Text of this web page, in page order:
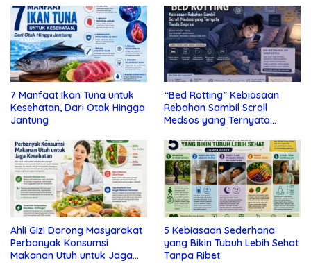
7 Manfaat Ikan Tuna untuk
Kesehatan, Dari Otak Hingga
Jantung
“Bed Rotting” Kebiasaan
Rebahan Sambil Scroll
Medsos yang Ternyata
Ahli Gizi Dorong Masyarakat
Perbanyak Konsumsi
Makanan Utuh untuk Jaga
5 Kebiasaan Sederhana
yang Bikin Tubuh Lebih Sehat
Tanpa Ribet